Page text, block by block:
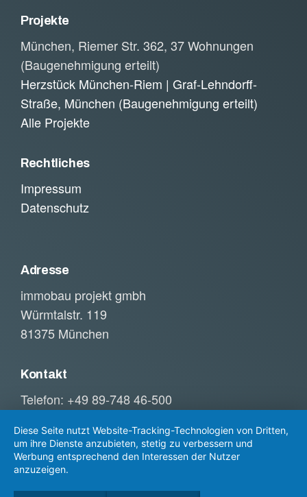
Projekte
München, Riemer Str. 362, 37 Wohnungen
(Baugenehmigung erteilt)
Herzstück München-Riem | Graf-Lehndorff-
Straße, München (Baugenehmigung erteilt)
Alle Projekte
Rechtliches
Impressum
Datenschutz
Adresse
immobau projekt gmbh
Würmtalstr. 119
81375 München
Kontakt
Telefon: +49 89-748 46-500
E-Mail:info@immobauprojekt.com
Diese Seite nutzt Website-Tracking-Technologien von Dritten,
um ihre Dienste anzubieten, stetig zu verbessern und
Werbung entsprechend den Interessen der Nutzer
anzuzeigen.